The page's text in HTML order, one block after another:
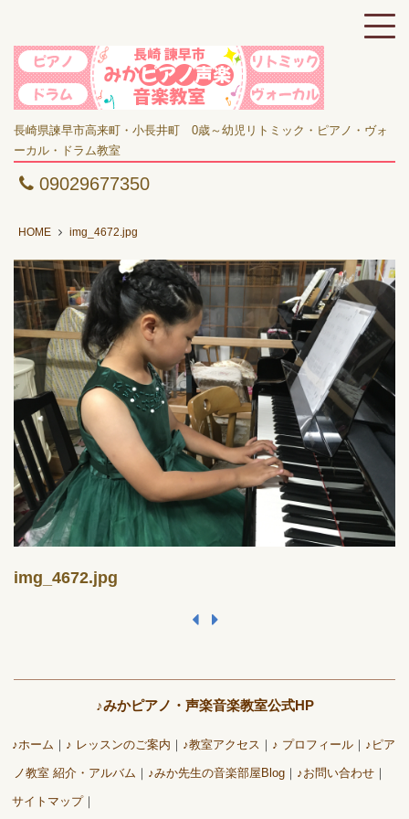
長崎県諫早市高来町・小長井町 0歳～幼児リトミック・ピアノ・ヴォ
ーカル・ドラム教室
09029677350
HOME img_4672.jpg
img_4672.jpg
♪みかピアノ・声楽音楽教室公式HP
♪ホーム ♪ レッスンのご案内 ♪教室アクセス ♪ プロフィール ♪ピア
ノ教室 紹介・アルバム ♪みか先生の音楽部屋Blog ♪お問い合わせ
サイトマップ